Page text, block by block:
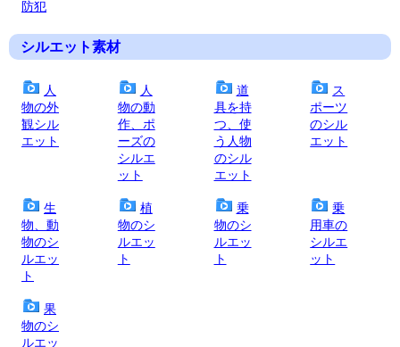
防犯
シルエット素材
人
物の外
観シル
エット
人
物の動
作、ポ
ーズの
シルエ
ット
道
具を持
つ、使
う人物
のシル
エット
ス
ポーツ
のシル
エット
生
物、動
物のシ
ルエッ
ト
植
物のシ
ルエッ
ト
乗
物のシ
ルエッ
ト
乗
用車の
シルエ
ット
果
物のシ
ルエッ